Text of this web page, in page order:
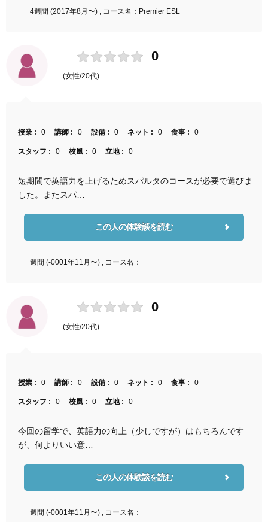
4週間 (2017年8月〜) , コース名：Premier ESL
(女性/20代)
0
授業 : 0 講師 : 0 設備 : 0 ネット : 0 食事 : 0
スタッフ : 0 校風 : 0 立地 : 0
短期間で英語力を上げるためスパルタのコースが必要で選びま
した。またスパ…
この人の体験談を読む
週間 (-0001年11月〜) , コース名：
(女性/20代)
0
授業 : 0 講師 : 0 設備 : 0 ネット : 0 食事 : 0
スタッフ : 0 校風 : 0 立地 : 0
今回の留学で、英語力の向上（少しですが）はもちろんです
が、何よりいい意…
この人の体験談を読む
週間 (-0001年11月〜) , コース名：